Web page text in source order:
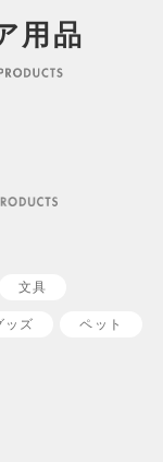
用品
文具
ッズ ペット